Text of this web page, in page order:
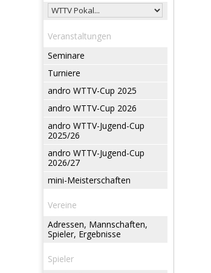
Veranstaltungen
Seminare
Turniere
andro WTTV-Cup 2025
andro WTTV-Cup 2026
andro WTTV-Jugend-Cup
2025/26
andro WTTV-Jugend-Cup
2026/27
mini-Meisterschaften
Vereine
Adressen, Mannschaften,
Spieler, Ergebnisse
Spieler